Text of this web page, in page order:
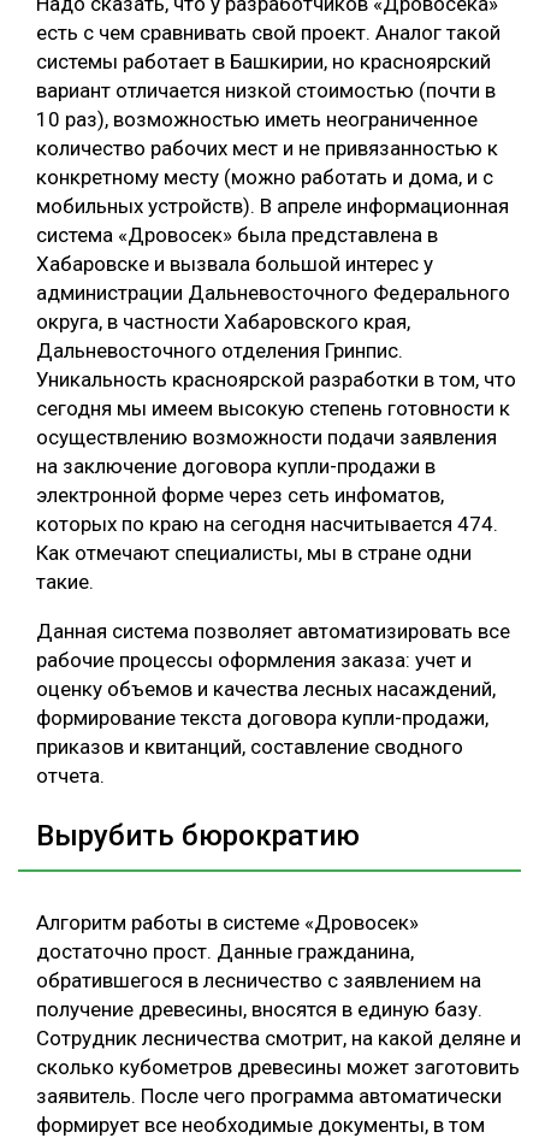
есть с чем сравнивать свой проект. Аналог такой
системы работает в Башкирии, но красноярский
вариант отличается низкой стоимостью (почти в
10 раз), возможностью иметь неограниченное
количество рабочих мест и не привязанностью к
конкретному месту (можно работать и дома, и с
мобильных устройств). В апреле информационная
система «Дровосек» была представлена в
Хабаровске и вызвала большой интерес у
администрации Дальневосточного Федерального
округа, в частности Хабаровского края,
Дальневосточного отделения Гринпис.
Уникальность красноярской разработки в том, что
сегодня мы имеем высокую степень готовности к
осуществлению возможности подачи заявления
на заключение договора купли-продажи в
электронной форме через сеть инфоматов,
которых по краю на сегодня насчитывается 474.
Как отмечают специалисты, мы в стране одни
такие.
Данная система позволяет автоматизировать все
рабочие процессы оформления заказа: учет и
оценку объемов и качества лесных насаждений,
формирование текста договора купли-продажи,
приказов и квитанций, составление сводного
отчета.
Вырубить бюрократию
Алгоритм работы в системе «Дровосек»
достаточно прост. Данные гражданина,
обратившегося в лесничество с заявлением на
получение древесины, вносятся в единую базу.
Сотрудник лесничества смотрит, на какой деляне и
сколько кубометров древесины может заготовить
заявитель. После чего программа автоматически
формирует все необходимые документы, в том